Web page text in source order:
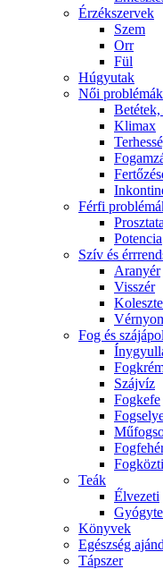
Érzékszervek
Szem
Orr
Fül
Húgyutak
Női problémák
Klimax
Férfi
Prosztata
Potencia
Szív és
Aranyér
Visszér
Fog és
Szájvíz
Fogkefe
Teák
É́lvezeti
Könyvek
Egészség
Tápszer